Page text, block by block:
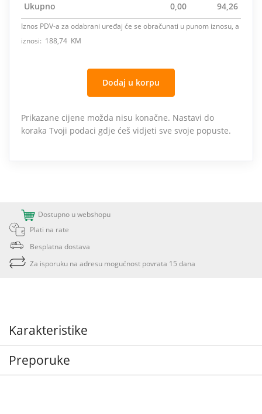
Ukupno 0,00 94,26
Iznos PDV-a za odabrani uređaj će se obračunati u punom iznosu, a
iznosi: 188,74 KM
Dodaj u korpu
Prikazane cijene možda nisu konačne. Nastavi do
koraka Tvoji podaci gdje ćeš vidjeti sve svoje popuste.
Dostupno u webshopu
Plati na rate
Besplatna dostava
Za isporuku na adresu mogućnost povrata 15 dana
Karakteristike
Preporuke